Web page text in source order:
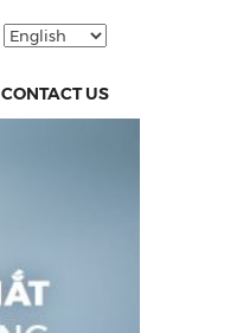
CONTACT US